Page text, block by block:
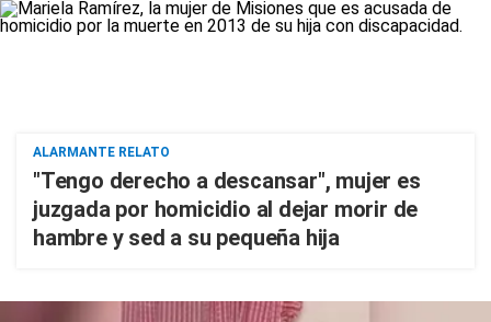
ALARMANTE RELATO
"Tengo derecho a descansar", mujer es
juzgada por homicidio al dejar morir de
hambre y sed a su pequeña hija